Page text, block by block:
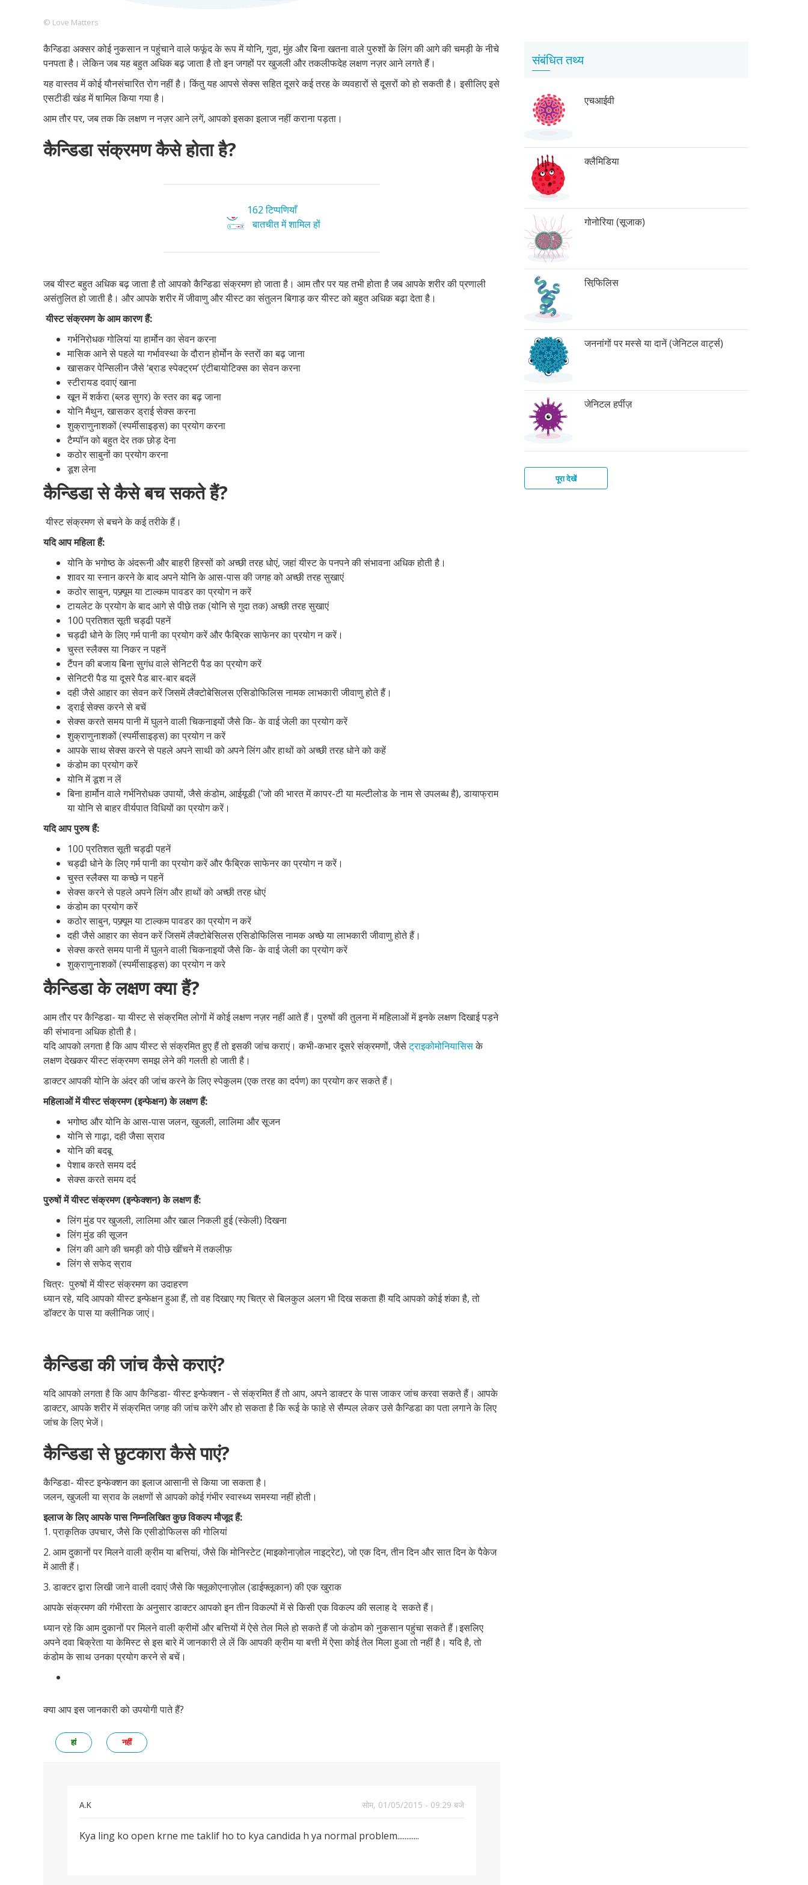
Footer
Company
हमारे सिद्धांत Just Poocho संपर्क करें
© Love Matters
कैन्डिडा अक्सर कोई नुकसान न पहुंचाने वाले फफूंद के रूप में योनि, गुदा, मुंह और बिना खतना वाले पुरुशों के लिंग की आगे की चमड़ी के नीचे
पनपता है। लेकिन जब यह बहुत अधिक बढ़ जाता है तो इन जगहों पर खुजली और तकलीफदेह लक्षण नज़र आने लगते हैं।
यह वास्तव में कोई यौनसंचारित रोग नहीं है। किंतु यह आपसे सेक्स सहित दूसरे कई तरह के व्यवहारों से दूसरों को हो सकती है। इसीलिए इसे
एसटीडी खंड में षामिल किया गया है।
आम तौर पर, जब तक कि लक्षण न नज़र आने लगें, आपको इसका इलाज नहीं कराना पड़ता।
कैन्डिडा संक्रमण कैसे होता है?
162 टिप्पणियाँ
बातचीत में शामिल हों
जब यीस्ट बहुत अधिक बढ़ जाता है तो आपको कैन्डिडा संक्रमण हो जाता है। आम तौर पर यह तभी होता है जब आपके शरीर की प्रणाली
असंतुलित हो जाती है। और आपके शरीर में जीवाणु और यीस्ट का संतुलन बिगाड़ कर यीस्ट को बहुत अधिक बढ़ा देता है।
यीस्ट संक्रमण के आम कारण हैं:
गर्भनिरोधक गोलियां या हार्मोन का सेवन करना
मासिक आने से पहले या गर्भावस्था के दौरान होर्मोन के स्तरों का बढ़ जाना
खासकर पेन्सिलीन जैसे ‘ब्राड स्पेक्ट्रम’ एंटीबायोटिक्स का सेवन करना
स्टीरायड दवाएं खाना
खून में शर्करा (ब्लड सुगर) के स्तर का बढ़ जाना
योनि मैथुन, खासकर ड्राई सेक्स करना
शुक्राणुनाशकों (स्पर्मीसाइड्स) का प्रयोग करना
टैम्पॉन को बहुत देर तक छोड़ देना
कठोर साबुनों का प्रयोग करना
डूश लेना
कैन्डिडा से कैसे बच सकते हैं?
यीस्ट संक्रमण से बचने के कई तरीके हैं।
यदि आप महिला हैं:
योनि के भगोष्ठ के अंदरूनी और बाहरी हिस्सों को अच्छी तरह धोएं, जहां यीस्ट के पनपने की संभावना अधिक होती है।
शावर या स्नान करने के बाद अपने योनि के आस-पास की जगह को अच्छी तरह सुखाएं
कठोर साबुन, पफ्र्यूम या टाल्कम पावडर का प्रयोग न करें
टायलेट के प्रयोग के बाद आगे से पीछे तक (योनि से गुदा तक) अच्छी तरह सुखाएं
100 प्रतिशत सूती चड्ढी पहनें
चड्ढी धोने के लिए गर्म पानी का प्रयोग करें और फैब्रिक साफेनर का प्रयोग न करें।
चुस्त स्लैक्स या निकर न पहनें
टैंपन की बजाय बिना सुगंध वाले सेनिटरी पैड का प्रयोग करें
सेनिटरी पैड या दूसरे पैड बार-बार बदलें
दही जैसे आहार का सेवन करें जिसमें लैक्टोबेसिलस एसिडोफिलिस नामक लाभकारी जीवाणु होते हैं।
ड्राई सेक्स करने से बचें
सेक्स करते समय पानी में घुलने वाली चिकनाइयों जैसे कि- के वाई जेली का प्रयोग करें
शुक्राणुनाशकों (स्पर्मीसाइड्स) का प्रयोग न करें
आपके साथ सेक्स करने से पहले अपने साथी को अपने लिंग और हाथों को अच्छी तरह धोने को कहें
कंडोम का प्रयोग करें
योनि में डूश न लें
बिना हार्मोन वाले गर्भनिरोधक उपायों, जैसे कंडोम, आईयूडी (’जो की भारत में कापर-टी या मल्टीलोड के नाम से उपलब्ध है), डायाफ्राम
या योनि से बाहर वीर्यपात विधियों का प्रयोग करें।
यदि आप पुरुष हैं:
100 प्रतिशत सूती चड्ढी पहनें
चड्ढी धोने के लिए गर्म पानी का प्रयोग करें और फैब्रिक साफेनर का प्रयोग न करें।
चुस्त स्लैक्स या कच्छे न पहनें
सेक्स करने से पहले अपने लिंग और हाथों को अच्छी तरह धोएं
कंडोम का प्रयोग करें
कठोर साबुन, पफ्र्यूम या टाल्कम पावडर का प्रयोग न करें
दही जैसे आहार का सेवन करें जिसमें लैक्टोबेसिलस एसिडोफिलिस नामक अच्छे या लाभकारी जीवाणु होते हैं।
सेक्स करते समय पानी में घुलने वाली चिकनाइयों जैसे कि- के वाई जेली का प्रयोग करें
शुक्राणुनाशकों (स्पर्मीसाइड्स) का प्रयोग न करे
कैन्डिडा के लक्षण क्या हैं?
आम तौर पर कैन्डिडा- या यीस्ट से संक्रमित लोगों में कोई लक्षण नज़र नहीं आते हैं। पुरुषों की तुलना में महिलाओं में इनके लक्षण दिखाई पड़ने
की संभावना अधिक होती है।
यदि आपको लगता है कि आप यीस्ट से संक्रमित हुए हैं तो इसकी जांच कराएं। कभी-कभार दूसरे संक्रमणों, जैसेट्राइकोमोनियासिसके
लक्षण देखकर यीस्ट संक्रमण समझ लेने की गलती हो जाती है।
डाक्टर आपकी योनि के अंदर की जांच करने के लिए स्पेकुलम (एक तरह का दर्पण) का प्रयोग कर सकते हैं।
महिलाओं में यीस्ट संक्रमण (इन्फेक्षन) के लक्षण हैं:
भगोष्ठ और योनि के आस-पास जलन, खुजली, लालिमा और सूजन
योनि से गाढ़ा, दही जैसा स्राव
योनि की बदबू
पेशाब करते समय दर्द
सेक्स करते समय दर्द
पुरुषों में यीस्ट संक्रमण (इन्फेक्शन) के लक्षण हैं:
लिंग मुंड पर खुजली, लालिमा और खाल निकली हुई (स्केली) दिखना
लिंग मुंड की सूजन
लिंग की आगे की चमड़ी को पीछे खींचने में तकलीफ़
लिंग से सफेद स्राव
चित्रः पुरुषों में यीस्ट संक्रमण का उदाहरण
ध्यान रहे, यदि आपको यीस्ट इन्फेक्षन हुआ हैं, तो वह दिखाए गए चित्र से बिलकुल अलग भी दिख सकता हैं! यदि आपको कोई शंका है, तो
डॉक्टर के पास या क्लीनिक जाएं।
कैन्डिडा की जांच कैसे कराएं?
यदि आपको लगता है कि आप कैन्डिडा- यीस्ट इन्फेक्शन - से संक्रमित हैं तो आप, अपने डाक्टर के पास जाकर जांच करवा सकते हैं। आपके
डाक्टर, आपके शरीर में संक्रमित जगह की जांच करेंगे और हो सकता है कि रूई के फाहे से सैम्पल लेकर उसे कैन्डिडा का पता लगाने के लिए
जांच के लिए भेजें।
कैन्डिडा से छुटकारा कैसे पाएं?
कैन्डिडा- यीस्ट इन्फेक्शन का इलाज आसानी से किया जा सकता है।
जलन, खुजली या स्राव के लक्षणों से आपको कोई गंभीर स्वास्थ्य समस्या नहीं होती।
इलाज के लिए आपके पास निम्नलिखित कुछ विकल्प मौजूद हैं:
1. प्राकृतिक उपचार, जैसे कि एसीडोफिलस की गोलियां
2. आम दुकानों पर मिलने वाली क्रीम या बत्तियां, जैसे कि मोनिस्टेट (माइकोनाज़ोल नाइट्रेट), जो एक दिन, तीन दिन और सात दिन के पैकेज
में आती हैं।
3. डाक्टर द्वारा लिखी जाने वाली दवाएं जैसे कि फ्लूकोएनाज़ोल (डाईफ्लूकान) की एक खुराक
आपके संक्रमण की गंभीरता के अनुसार डाक्टर आपको इन तीन विकल्पों में से किसी एक विकल्प की सलाह दे सकते हैं।
ध्यान रहे कि आम दुकानों पर मिलने वाली क्रीमों और बत्तियों में ऐसे तेल मिले हो सकते हैं जो कंडोम को नुकसान पहुंचा सकते हैं।इसलिए
अपने दवा बिक्रेता या केमिस्ट से इस बारे में जानकारी ले लें कि आपकी क्रीम या बत्ती में ऐसा कोई तेल मिला हुआ तो नहीं है। यदि है, तो
कंडोम के साथ उनका प्रयोग करने से बचें।
क्या आप इस जानकारी को उपयोगी पाते हैं?
हां नहीं
A.K
सोम, 01/05/2015 - 09:29 बजे
Kya
Kya ling ko open krne me taklif ho to kya candida h ya normal problem............
संबंधित तथ्य
एचआईवी
क्लैमिडिया
गोनोरिया (सूजाक)
सिफि़लिस
जननांगों पर मस्से या दानें (जेनिटल वार्ट्स)
जेनिटल हर्पीज़
पूरा देखें